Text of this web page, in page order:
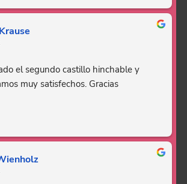
el segundo castillo hinchable y
muy satisfechos. Gracias